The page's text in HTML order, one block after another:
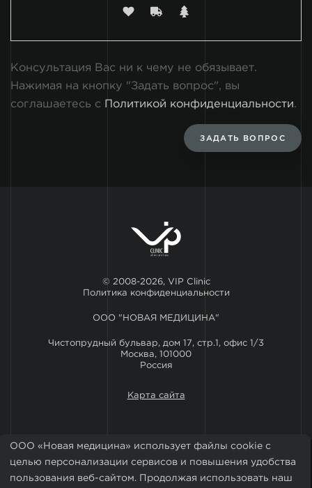
Консультация Вас ни к чему не обязывает.
Нажимая на кнопку "Задать вопрос", вы
соглашаетесь с
Политикой конфиденциальности.
ЗАДАТЬ ВОПРОС
© 2008-2026, VIP Clinic
Политика конфиденциальности
ООО "НОВАЯ МЕДИЦИНА"
Чистопрудный бульвар, дом 17, стр.1, офис 1/3
Москва, 101000
Россия
Карта сайта
ООО «Новая медицина» использует файлы cookie с
целью персонализации сервисов и повышения удобства
пользования веб-сайтом. Продолжая использовать наш